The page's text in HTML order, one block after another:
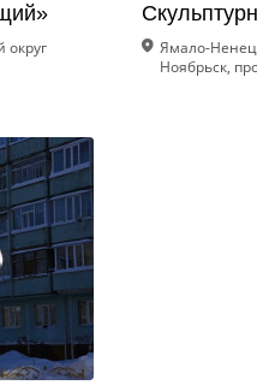
округ
Ямало-
Ноябрьск,